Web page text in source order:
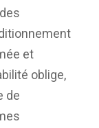
et
oblige,
de